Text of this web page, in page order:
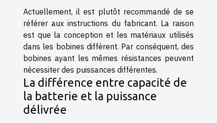
Actuellement, il est plutôt recommandé de se
référer aux instructions du fabricant. La raison
est que la conception et les matériaux utilisés
dans les bobines diffèrent. Par conséquent, des
bobines ayant les mêmes résistances peuvent
nécessiter des puissances différentes.
La différence entre capacité de
la batterie et la puissance
délivrée